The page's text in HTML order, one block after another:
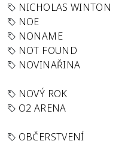
NICHOLAS WINTON
NOE
NONAME
NOT FOUND
NOVINAŘINA
NOVÝ ROK
O2 ARENA
OBČERSTVENÍ